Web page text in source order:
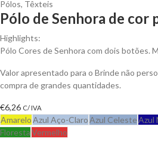
Pólos, Têxteis
Pólo de Senhora de cor
Highlights:
Pólo Cores de Senhora com dois botões.
Valor apresentado para o Brinde não
compra de grandes quantidades.
€6,26 C/ IVA
AmareloAzul Aço-ClaroAzul CelesteAzul
FlorestaVermelho